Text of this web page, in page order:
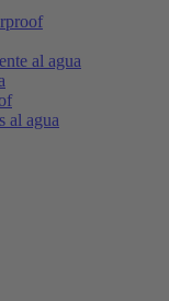
al agua
al agua